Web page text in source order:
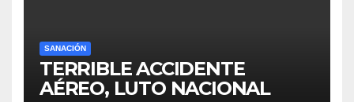
SANACIÓN
TERRIBLE ACCIDENTE
AÉREO, LUTO NACIONAL